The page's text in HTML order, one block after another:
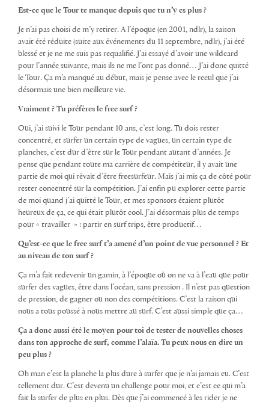
Est-ce que le Tour te manque depuis que tu n’y es plus ?
Je n’ai pas choisi de m’y retirer. A l’époque (en 2001, ndlr), la saison
avait été réduite (suite aux événements du 11 septembre, ndlr), j’ai été
blessé et je ne me suis pas requalifié. J’ai essayé d’avoir une wildcard
pour l’année suivante, mais ils ne me l’ont pas donné… J’ai donc quitté
le Tour. Ça m’a manqué au début, mais je pense avec le recul que j’ai
désormais une bien meilleure vie.
Vraiment ? Tu préfères le free surf ?
Oui, j’ai suivi le Tour pendant 10 ans, c’est long. Tu dois rester
concentré, et surfer un certain type de vagues, un certain type de
planches, c’est dur d’être sur le Tour pendant autant d’années. Je
pense que pendant toute ma carrière de compétiteur, il y avait une
partie de moi qui rêvait d’être freesurfeur. Mais j’ai mis ça de côté pour
rester concentré sur la compétition. J’ai enfin pu explorer cette partie
de moi quand j’ai quitté le Tour, et mes sponsors étaient plutôt
heureux de ça, ce qui était plutôt cool. J’ai désormais plus de temps
pour « travailler » : partir en surf trips, être productif…
Qu’est-ce que le free surf t’a amené d’un point de vue personnel ? Et
au niveau de ton surf ?
Ça m’a fait redevenir un gamin, à l’époque où on ne va à l’eau que pour
surfer des vagues, être dans l’océan, sans pression . Il n’est pas question
de pression, de gagner ou non des compétitions. C’est la raison qui
nous a tous poussé à nous mettre au surf. C’est aussi simple que ça…
Ça a donc aussi été le moyen pour toi de tester de nouvelles choses
dans ton approche de surf, comme l’alaïa. Tu peux nous en dire un
peu plus ?
Oh man c’est la planche la plus dure à surfer que je n’ai jamais eu. C’est
tellement dur. C’est devenu un challenge pour moi, et c’est ce qui m’a
fait la surfer de plus en plus. Dès que j’ai commencé à les rider je ne